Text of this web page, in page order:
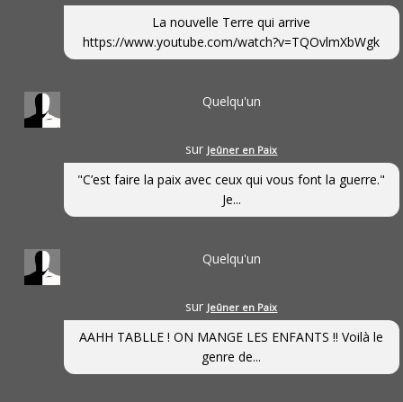
La nouvelle Terre qui arrive
https://www.youtube.com/watch?v=TQOvlmXbWgk
Quelqu'un
sur Jeûner en Paix
"C’est faire la paix avec ceux qui vous font la guerre."
Je...
Quelqu'un
sur Jeûner en Paix
AAHH TABLLE ! ON MANGE LES ENFANTS !! Voilà le
genre de...